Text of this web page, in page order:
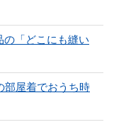
「どこにも縫い
部屋着でおうち時